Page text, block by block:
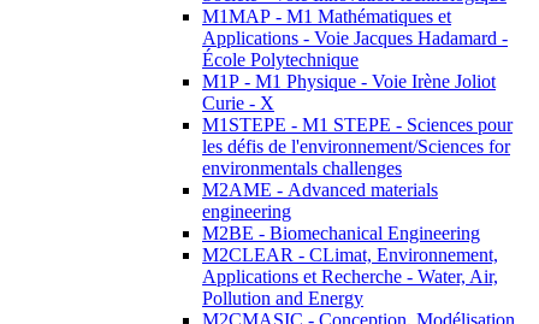
M1MAP - M1 Mathématiques et
Applications - Voie Jacques Hadamard -
École Polytechnique
M1P - M1 Physique - Voie Irène Joliot
Curie - X
M1STEPE - M1 STEPE - Sciences pour
les défis de l'environnement/Sciences for
environmentals challenges
M2AME - Advanced materials
engineering
M2BE - Biomechanical Engineering
M2CLEAR - CLimat, Environnement,
Applications et Recherche - Water, Air,
Pollution and Energy
M2CMASIC - Conception, Modélisation